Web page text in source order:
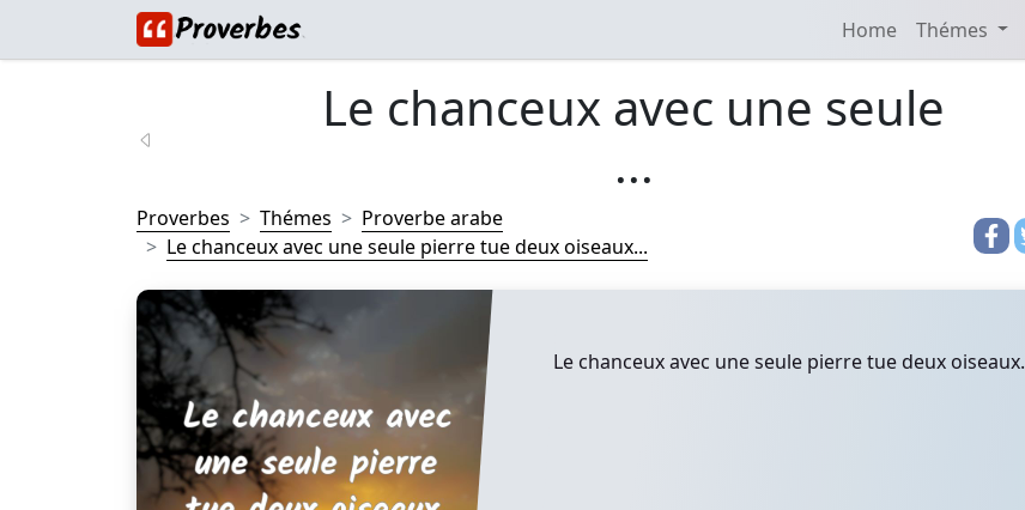
Home Thémes
Le chanceux avec une seule
...
Proverbes Thémes
Proverbe arabe
Le chanceux avec une seule pierre tue deux oiseaux...
Le chanceux avec une seule pierre tue deux oiseaux.